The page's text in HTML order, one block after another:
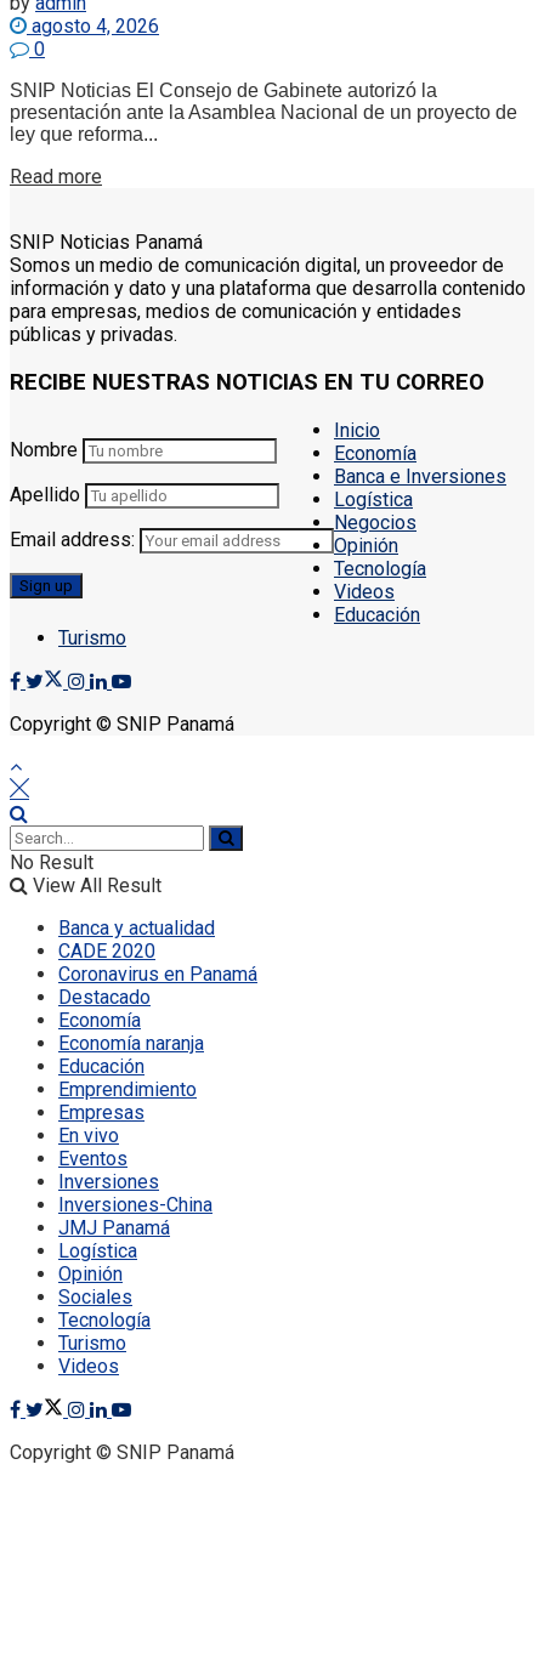
agosto 4, 2026
0
SNIP Noticias El Consejo de Gabinete autorizó la
presentación ante la Asamblea Nacional de un proyecto de
ley que reforma...
Read more
SNIP Noticias Panamá
Somos un medio de comunicación digital, un proveedor de
información y dato y una plataforma que desarrolla contenido
para empresas, medios de comunicación y entidades
públicas y privadas.
RECIBE NUESTRAS NOTICIAS EN TU CORREO
Nombre
Apellido
Email address:
Inicio
Economía
Banca e Inversiones
Logística
Negocios
Opinión
Tecnología
Videos
Educación
Turismo
Copyright © SNIP Panamá
No Result
View All Result
Banca y actualidad
CADE 2020
Coronavirus en Panamá
Destacado
Economía
Economía naranja
Educación
Emprendimiento
Empresas
En vivo
Eventos
Inversiones
Inversiones-China
JMJ Panamá
Logística
Opinión
Sociales
Tecnología
Turismo
Videos
Copyright © SNIP Panamá